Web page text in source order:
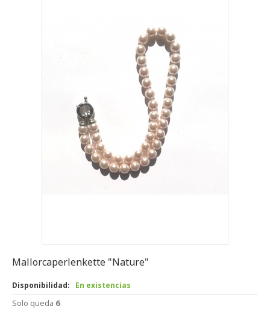
Mallorcaperlenkette "Nature"
Disponibilidad: En existencias
Solo queda 6